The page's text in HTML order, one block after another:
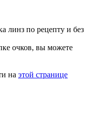
линз по рецепту и без
очков, вы можете
на этой странице